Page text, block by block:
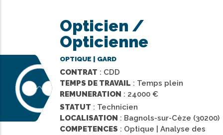
Opticien /
Opticienne
OPTIQUE | GARD
CONTRAT : CDD
TEMPS DE TRAVAIL : Temps plein
REMUNERATION : 24000 €
STATUT : Technicien
LOCALISATION : Bagnols-sur-Cèze (30200)
COMPETENCES : Optique | Analyse des